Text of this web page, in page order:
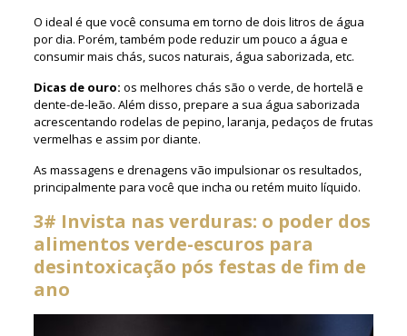
O ideal é que você consuma em torno de dois litros de água
por dia. Porém, também pode reduzir um pouco a água e
consumir mais chás, sucos naturais, água saborizada, etc.
Dicas de ouro: os melhores chás são o verde, de hortelã e
dente-de-leão. Além disso, prepare a sua água saborizada
acrescentando rodelas de pepino, laranja, pedaços de frutas
vermelhas e assim por diante.
As massagens e drenagens vão impulsionar os resultados,
principalmente para você que incha ou retém muito líquido.
3# Invista nas verduras: o poder dos
alimentos verde-escuros para
desintoxicação pós festas de fim de
ano